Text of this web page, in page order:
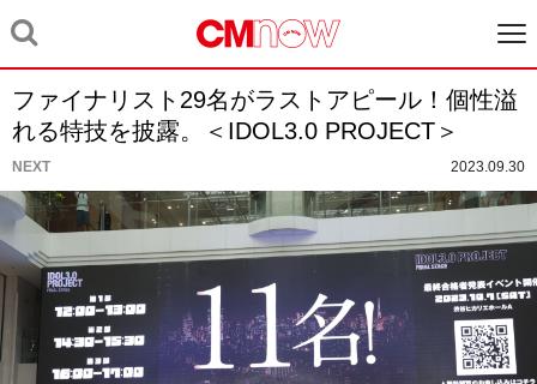
ファイナリスト29名がラストアピール！個性溢
れる特技を披露。＜IDOL3.0 PROJECT＞
NEXT 2023.09.30